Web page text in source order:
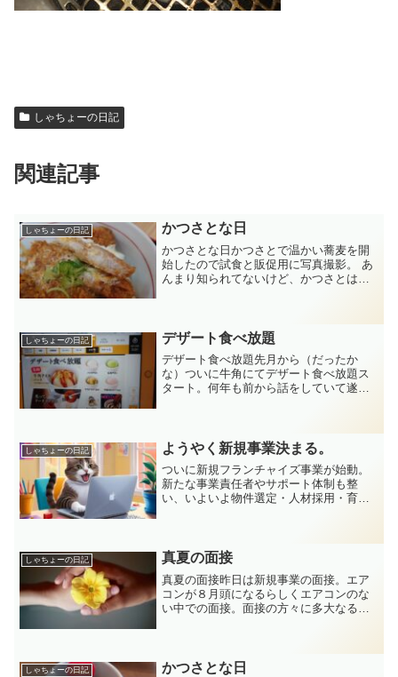
しゃちょーの日記
関連記事
しゃちょーの日記 かつさとな日
かつさとな日かつさとで温かい蕎麦を開
始したので試食と販促用に写真撮影。 あ
んまり知られてないけど、かつさとは
れた１００年続く秘伝のタ...
しゃちょーの日記 デザート食べ放題
デザート食べ放題先月から（だったか
な）ついに牛角にてデザート食べ放題ス
タート。何年も前から話をしていて遂に
明だが、こういう加盟店の提案をちゃん
と聞いて実現してくれる加盟本...
しゃちょーの日記 ようやく新規事業決まる。
ついに新規フランチャイズ事業が始動。
新たな事業責任者やサポート体制も整
い、いよいよ物件選定・人材採用・育成
を作り、事業としても組織としても成長
することを目指す。20年越しの想いや、
前代表との忘れられないエピソードを胸
に、新たな挑戦へと歩み出す。熱量の連
鎖が未来を切り拓く、その過程をリアル
に綴ります。
しゃちょーの日記 真夏の面接
真夏の面接昨日は新規事業の面接。エア
コンが８月頭になるらしくエアコンのな
い中での面接。面接の方々に多大なるご
な方々ばかりでとても良い...
しゃちょーの日記 かつさとな日